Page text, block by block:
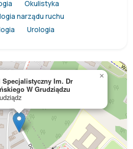
Okulistyka
narządu ruchu
Urologia
Im. Dr
W Grudziądzu
×